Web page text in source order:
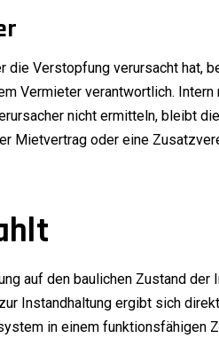
Verstopfung verursacht hat,
Vermieter verantwortlich. Intern
nicht ermitteln, bleibt
Mietvertrag oder eine
auf den baulichen Zustand der
Instandhaltung ergibt sich
in einem funktionsfähigen